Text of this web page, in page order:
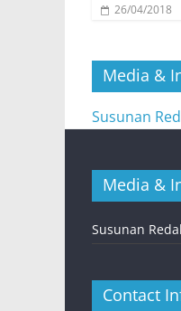
26/04/2018
Media &
Susunan
Media &
Susunan
Contact